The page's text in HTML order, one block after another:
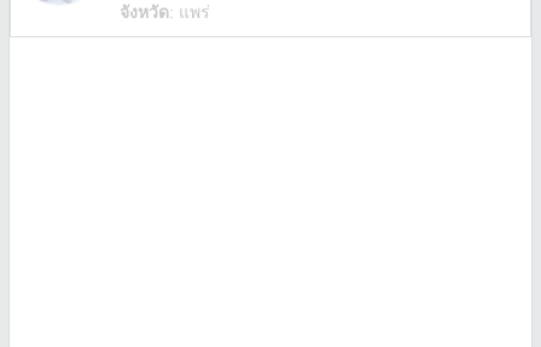
จังหวัด: แพร่